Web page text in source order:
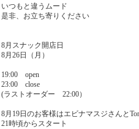
いつもと違うムード
是非、お立ち寄りください
8月スナック開店日
8月26日（月）
19:00 open
23:00 close
(ラストオーダー 22:00）
8月19日のお客様はエビナマスジさんと
21時頃からスタート